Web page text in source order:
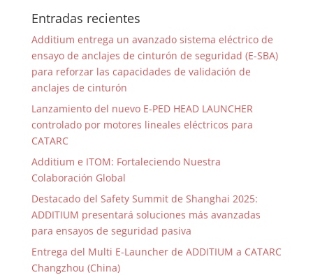
Entradas recientes
Additium entrega un avanzado sistema eléctrico de
ensayo de anclajes de cinturón de seguridad (E-SBA)
para reforzar las capacidades de validación de
anclajes de cinturón
Lanzamiento del nuevo E-PED HEAD LAUNCHER
controlado por motores lineales eléctricos para
CATARC
Additium e ITOM: Fortaleciendo Nuestra
Colaboración Global
Destacado del Safety Summit de Shanghai 2025:
ADDITIUM presentará soluciones más avanzadas
para ensayos de seguridad pasiva
Entrega del Multi E-Launcher de ADDITIUM a CATARC
Changzhou (China)